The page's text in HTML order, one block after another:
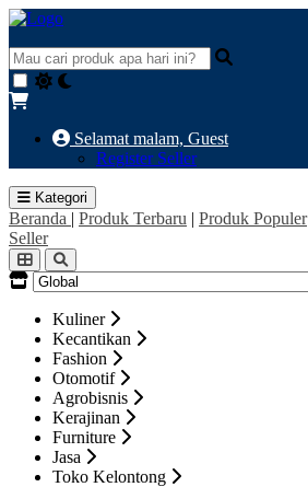
Selamat malam, Guest
Register Seller
Kategori
Beranda | Produk Terbaru | Produk Populer
Seller
Kuliner
Kecantikan
Fashion
Otomotif
Agrobisnis
Kerajinan
Furniture
Jasa
Toko Kelontong